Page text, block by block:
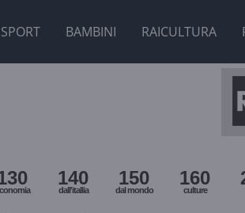
SPORT BAMBINI RAICULTURA
140
dall'itallia
150
dal mondo
160
culture